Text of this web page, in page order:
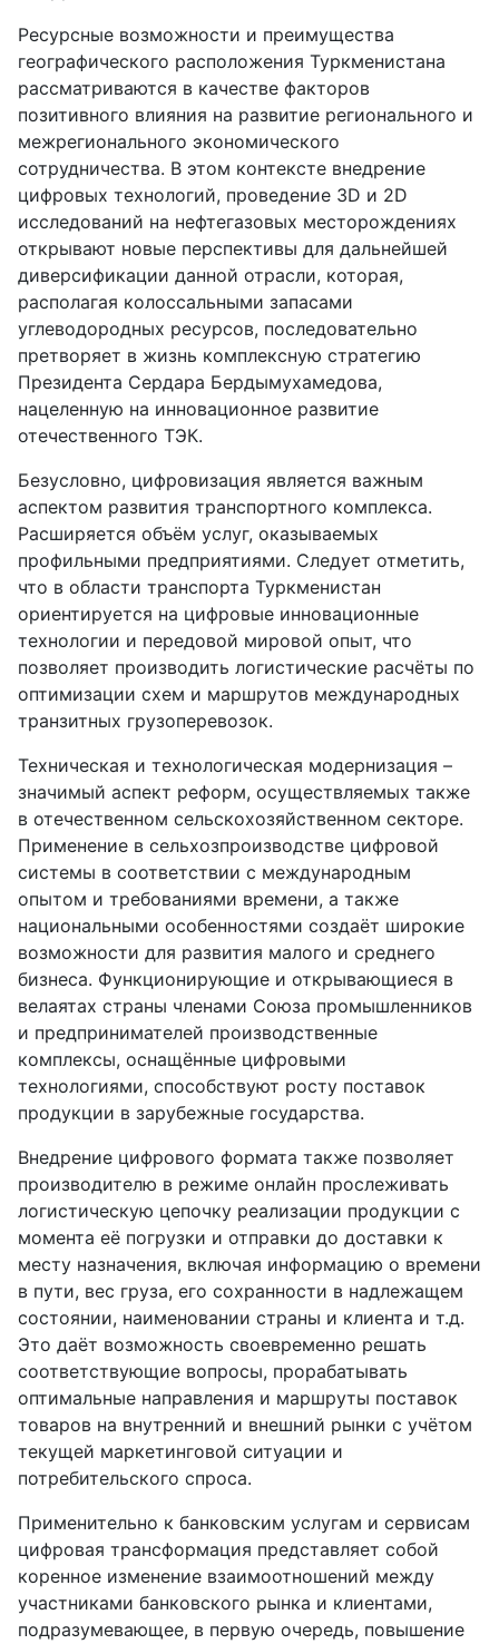
Ресурсные возможности и преимущества
географического расположения Туркменистана
рассматриваются в качестве факторов
позитивного влияния на развитие регионального и
межрегионального экономического
сотрудничества. В этом контексте внедрение
цифровых технологий, проведение 3D и 2D
исследований на нефтегазовых месторождениях
открывают новые перспективы для дальнейшей
диверсификации данной отрасли, которая,
располагая колоссальными запасами
углеводородных ресурсов, последовательно
претворяет в жизнь комплексную стратегию
Президента Сердара Бердымухамедова,
нацеленную на инновационное развитие
отечественного ТЭК.
Безусловно, цифровизация является важным
аспектом развития транспортного комплекса.
Расширяется объём услуг, оказываемых
профильными предприятиями. Следует отметить,
что в области транспорта Туркменистан
ориентируется на цифровые инновационные
технологии и передовой мировой опыт, что
позволяет производить логистические расчёты по
оптимизации схем и маршрутов международных
транзитных грузоперевозок.
Техническая и технологическая модернизация –
значимый аспект реформ, осуществляемых также
в отечественном сельскохозяйственном секторе.
Применение в сельхозпроизводстве цифровой
системы в соответствии с международным
опытом и требованиями времени, а также
национальными особенностями создаёт широкие
возможности для развития малого и среднего
бизнеса. Функционирующие и открывающиеся в
велаятах страны членами Союза промышленников
и предпринимателей производственные
комплексы, оснащённые цифровыми
технологиями, способствуют росту поставок
продукции в зарубежные государства.
Внедрение цифрового формата также позволяет
производителю в режиме онлайн прослеживать
логистическую цепочку реализации продукции с
момента её погрузки и отправки до доставки к
месту назначения, включая информацию о времени
в пути, вес груза, его сохранности в надлежащем
состоянии, наименовании страны и клиента и т.д.
Это даёт возможность своевременно решать
соответствующие вопросы, прорабатывать
оптимальные направления и маршруты поставок
товаров на внутренний и внешний рынки с учётом
текущей маркетинговой ситуации и
потребительского спроса.
Применительно к банковским услугам и сервисам
цифровая трансформация представляет собой
коренное изменение взаимоотношений между
участниками банковского рынка и клиентами,
подразумевающее, в первую очередь, повышение